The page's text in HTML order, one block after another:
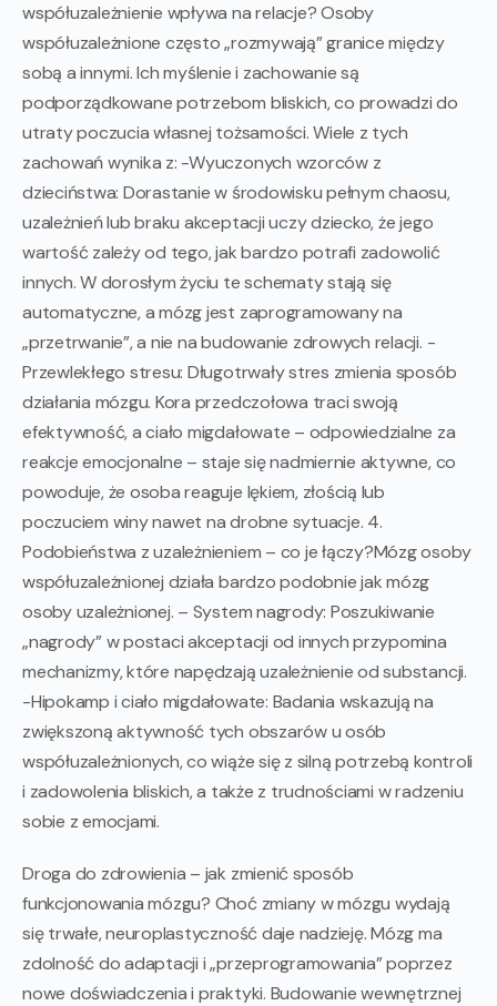
współuzależnienie wpływa na relacje? Osoby
współuzależnione często „rozmywają” granice między
sobą a innymi. Ich myślenie i zachowanie są
podporządkowane potrzebom bliskich, co prowadzi do
utraty poczucia własnej tożsamości. Wiele z tych
zachowań wynika z: -Wyuczonych wzorców z
dzieciństwa: Dorastanie w środowisku pełnym chaosu,
uzależnień lub braku akceptacji uczy dziecko, że jego
wartość zależy od tego, jak bardzo potrafi zadowolić
innych. W dorosłym życiu te schematy stają się
automatyczne, a mózg jest zaprogramowany na
„przetrwanie”, a nie na budowanie zdrowych relacji. -
Przewlekłego stresu: Długotrwały stres zmienia sposób
działania mózgu. Kora przedczołowa traci swoją
efektywność, a ciało migdałowate – odpowiedzialne za
reakcje emocjonalne – staje się nadmiernie aktywne, co
powoduje, że osoba reaguje lękiem, złością lub
poczuciem winy nawet na drobne sytuacje. 4.
Podobieństwa z uzależnieniem – co je łączy?Mózg osoby
współuzależnionej działa bardzo podobnie jak mózg
osoby uzależnionej. – System nagrody: Poszukiwanie
„nagrody” w postaci akceptacji od innych przypomina
mechanizmy, które napędzają uzależnienie od substancji.
-Hipokamp i ciało migdałowate: Badania wskazują na
zwiększoną aktywność tych obszarów u osób
współuzależnionych, co wiąże się z silną potrzebą kontroli
i zadowolenia bliskich, a także z trudnościami w radzeniu
sobie z emocjami.
Droga do zdrowienia – jak zmienić sposób
funkcjonowania mózgu? Choć zmiany w mózgu wydają
się trwałe, neuroplastyczność daje nadzieję. Mózg ma
zdolność do adaptacji i „przeprogramowania” poprzez
nowe doświadczenia i praktyki. Budowanie wewnętrznej